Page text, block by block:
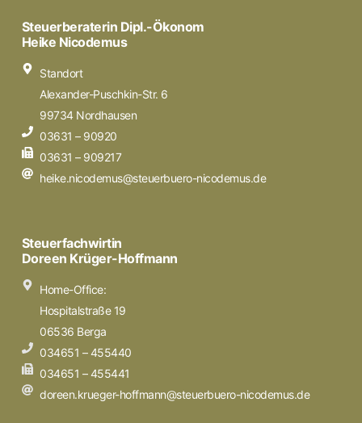
Steuerberaterin Dipl.-Ökonom
Heike Nicodemus
Standort
Alexander-Puschkin-Str. 6
99734 Nordhausen
03631 – 90920
03631 – 909217
heike.nicodemus@steuerbuero-nicodemus.de
Steuerfachwirtin
Doreen Krüger-Hoffmann
Home-Office:
Hospitalstraße 19
06536 Berga
034651 – 455440
034651 – 455441
doreen.krueger-hoffmann@steuerbuero-nicodemus.de